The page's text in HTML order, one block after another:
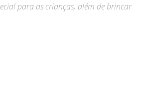
para as crianças, além de brincar